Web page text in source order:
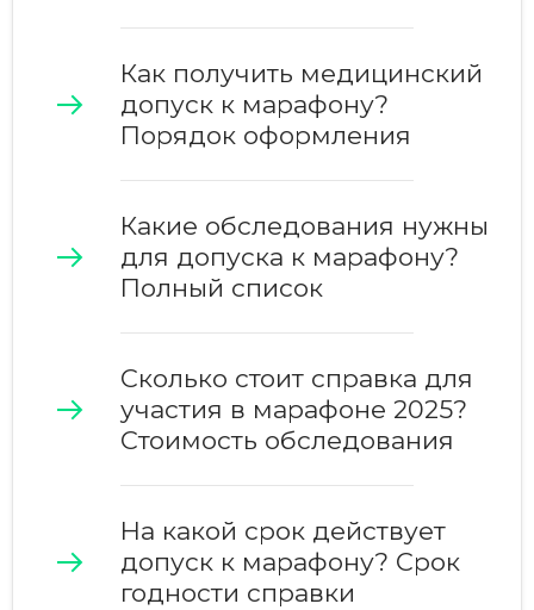
Как получить медицинский
допуск к марафону?
Порядок оформления
Какие обследования нужны
для допуска к марафону?
Полный список
Сколько стоит справка для
участия в марафоне 2025?
Стоимость обследования
На какой срок действует
допуск к марафону? Срок
годности справки